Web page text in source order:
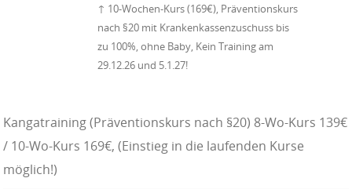
↑ 10-Wochen-Kurs (169€), Präventionskurs
nach §20 mit Krankenkassenzuschuss bis
zu 100%, ohne Baby, Kein Training am
29.12.26 und 5.1.27!
Kangatraining (Präventionskurs nach §20) 8-Wo-Kurs 139€
/ 10-Wo-Kurs 169€, (Einstieg in die laufenden Kurse
möglich!)